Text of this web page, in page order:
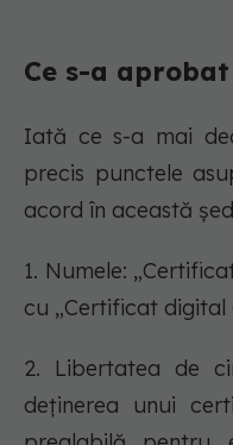
Ce s-a
Iată ce s-a mai
precis punctele
acord în această
1. Numele:
cu „Certificat digital
2. Libertatea de
deținerea unui